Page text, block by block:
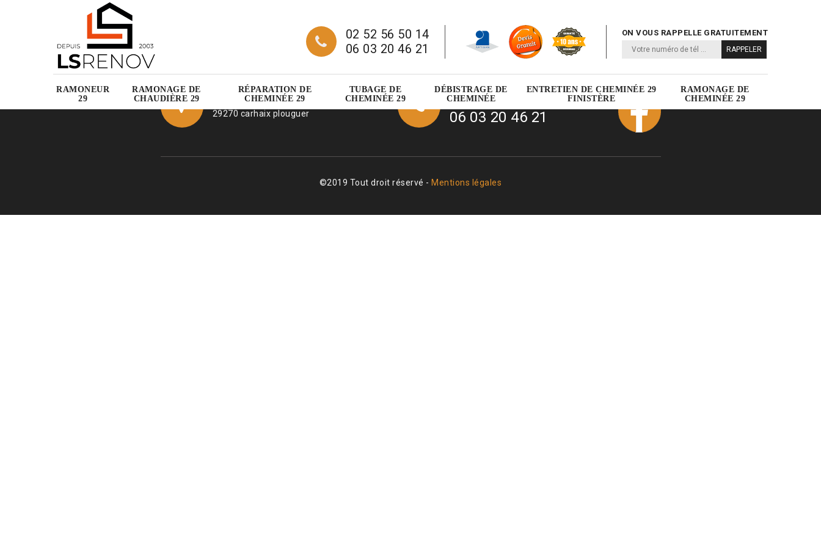
02 52 56 50 14
06 03 20 46 21
ON VOUS RAPPELLE GRATUITEMENT
RAMONEUR
29
RAMONAGE DE
CHAUDIÈRE 29
RÉPARATION DE
CHEMINÉE 29
TUBAGE DE
CHEMINÉE 29
DÉBISTRAGE DE
CHEMINÉE
ENTRETIEN DE CHEMINÉE 29
FINISTÈRE
RAMONAGE DE
CHEMINÉE 29
Place de la Tour d'Auvergne
29270 carhaix plouguer
02 52 56 50 14
06 03 20 46 21
©2019 Tout droit réservé - Mentions légales